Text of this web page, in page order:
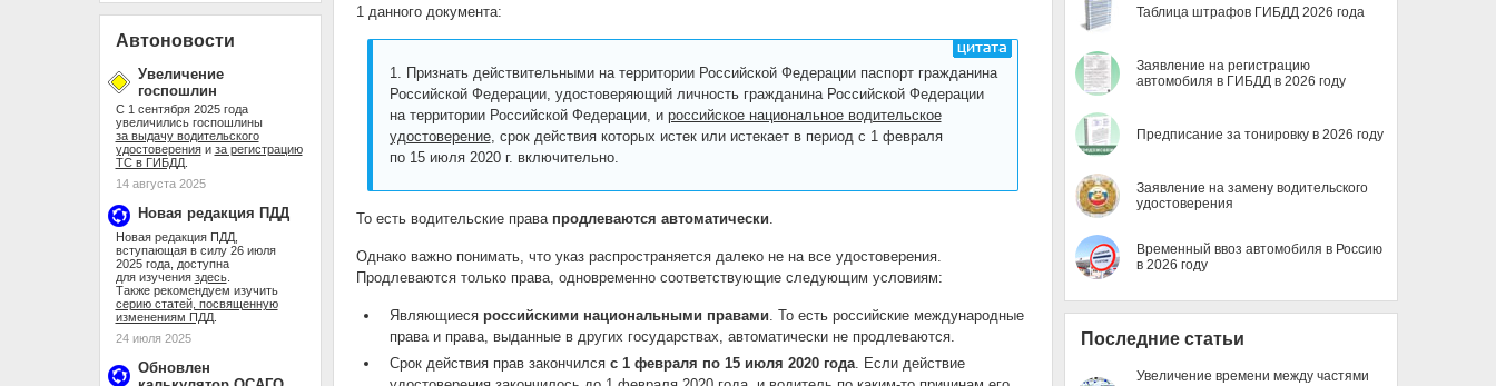
Автоновости
Увеличение
госпошлин
С 1 сентября 2025 года
увеличились госпошлины
за выдачу водительского
удостоверенияи за регистрацию
ТС в ГИБДД.
14 августа 2025
Новая редакция ПДД
Новая редакция ПДД,
вступающая в силу 26 июля
2025 года, доступна
для изучения здесь.
Также рекомендуем изучить
серию статей, посвященную
изменениям ПДД.
24 июля 2025
Обновлен
1 данного документа:
1. Признать действительными на территории Российской Федерации паспорт гражданина
Российской Федерации, удостоверяющий личность гражданина Российской Федерации
на территории Российской Федерации, и российское национальное водительское
удостоверение, срок действия которых истек или истекает в период с 1 февраля
по 15 июля 2020 г. включительно.
То есть водительские права продлеваются автоматически.
Однако важно понимать, что указ распространяется далеко не на все удостоверения.
Продлеваются только права, одновременно соответствующие следующим условиям:
Являющиеся российскими национальными правами. То есть российские международные
права и права, выданные в других государствах, автоматически не продлеваются.
Срок действия прав закончился с 1 февраля по 15 июля 2020 года. Если действие
Таблица штрафов ГИБДД 2026 года
Заявление на регистрацию
автомобиля в ГИБДД в 2026 году
Предписание за тонировку в 2026 году
Заявление на замену водительского
удостоверения
Временный ввоз автомобиля в Россию
в 2026 году
Последние статьи
Увеличение времени между частями